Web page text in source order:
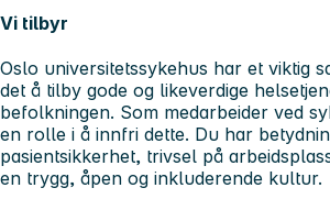
Vi tilbyr
Oslo universitetssykehus har et viktig
det å tilby gode og likeverdige
befolkningen. Som medarbeider ved
en rolle i å innfri dette. Du har
pasientsikkerhet, trivsel på
en trygg, åpen og inkluderende kultur.